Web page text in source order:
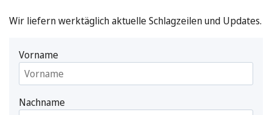
Wir liefern werktäglich aktuelle Schlagzeilen und Updates.
Vorname
Nachname